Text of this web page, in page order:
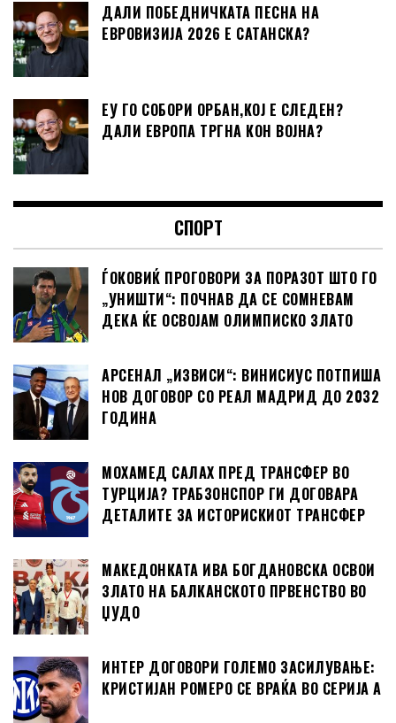
ДАЛИ ПОБЕДНИЧКАТА ПЕСНА НА
ЕВРОВИЗИЈА 2026 Е САТАНСКА?
ЕУ ГО СОБОРИ ОРБАН,КОЈ Е СЛЕДЕН?
ДАЛИ ЕВРОПА ТРГНА КОН ВОЈНА?
СПОРТ
ЃОКОВИЌ ПРОГОВОРИ ЗА ПОРАЗОТ ШТО ГО
„УНИШТИ“: ПОЧНАВ ДА СЕ СОМНЕВАМ
ДЕКА ЌЕ ОСВОЈАМ ОЛИМПИСКО ЗЛАТО
АРСЕНАЛ „ИЗВИСИ“: ВИНИСИУС ПОТПИША
НОВ ДОГОВОР СО РЕАЛ МАДРИД ДО 2032
ГОДИНА
МОХАМЕД САЛАХ ПРЕД ТРАНСФЕР ВО
ТУРЦИЈА? ТРАБЗОНСПОР ГИ ДОГОВАРА
ДЕТАЛИТЕ ЗА ИСТОРИСКИОТ ТРАНСФЕР
МАКЕДОНКАТА ИВА БОГДАНОВСКА ОСВОИ
ЗЛАТО НА БАЛКАНСКОТО ПРВЕНСТВО ВО
ЏУДО
ИНТЕР ДОГОВОРИ ГОЛЕМО ЗАСИЛУВАЊЕ:
КРИСТИЈАН РОМЕРО СЕ ВРАЌА ВО СЕРИЈА А